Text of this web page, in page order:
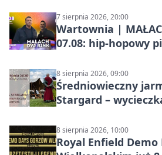
7 sierpnia 2026, 20:00
Wartownia |
07.08: hip-hopowy
8 sierpnia 2026, 09:00
Średniowieczny
Stargard –
8 sierpnia 2026, 10:00
Royal Enfield Demo